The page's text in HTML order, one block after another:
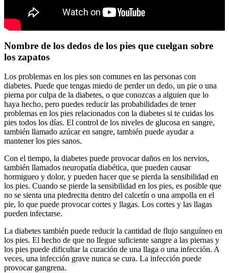
Nombre de los dedos de los pies que cuelgan sobre
los zapatos
Los problemas en los pies son comunes en las personas con
diabetes. Puede que tengas miedo de perder un dedo, un pie o una
pierna por culpa de la diabetes, o que conozcas a alguien que lo
haya hecho, pero puedes reducir las probabilidades de tener
problemas en los pies relacionados con la diabetes si te cuidas los
pies todos los días. El control de los niveles de glucosa en sangre,
también llamado azúcar en sangre, también puede ayudar a
mantener los pies sanos.
Con el tiempo, la diabetes puede provocar daños en los nervios,
también llamados neuropatía diabética, que pueden causar
hormigueo y dolor, y pueden hacer que se pierda la sensibilidad en
los pies. Cuando se pierde la sensibilidad en los pies, es posible que
no se sienta una piedrecita dentro del calcetín o una ampolla en el
pie, lo que puede provocar cortes y llagas. Los cortes y las llagas
pueden infectarse.
La diabetes también puede reducir la cantidad de flujo sanguíneo en
los pies. El hecho de que no llegue suficiente sangre a las piernas y
los pies puede dificultar la curación de una llaga o una infección. A
veces, una infección grave nunca se cura. La infección puede
provocar gangrena.